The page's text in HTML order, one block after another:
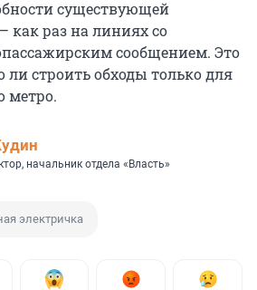
существующей
как раз на линиях со
сообщением. Это
ли строить обходы только для
метро.
начальник отдела «Власть»
электричка